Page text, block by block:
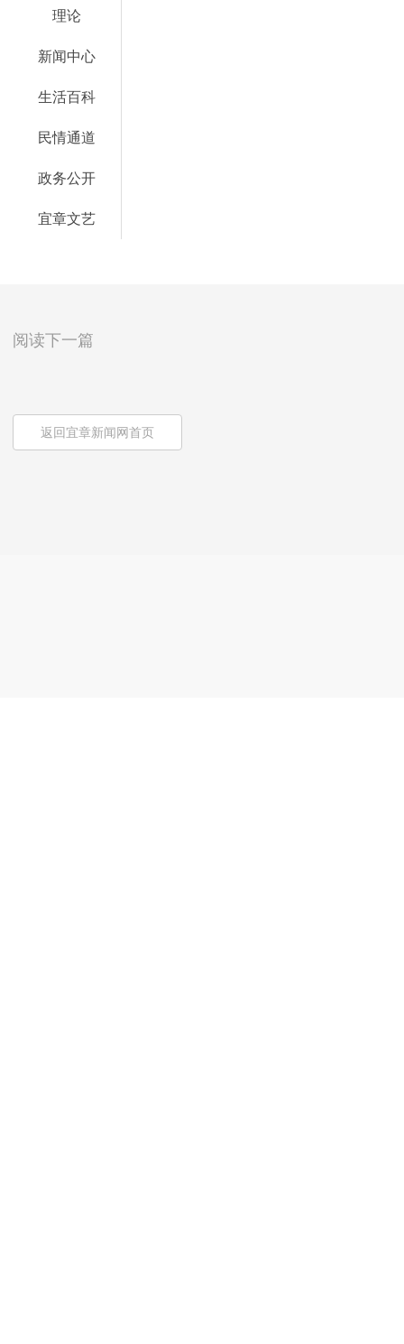
理论
新闻中心
生活百科
民情通道
政务公开
宜章文艺
阅读下一篇
返回宜章新闻网首页